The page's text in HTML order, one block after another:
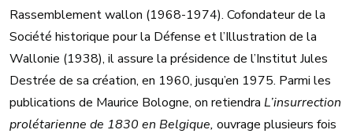
Rassemblement wallon (1968-1974). Cofondateur de la
Société historique pour la Défense et l’Illustration de la
Wallonie (1938), il assure la présidence de l’Institut Jules
Destrée de sa création, en 1960, jusqu’en 1975. Parmi les
publications de Maurice Bologne, on retiendra L’insurrection
prolétarienne de 1830 en Belgique, ouvrage plusieurs fois